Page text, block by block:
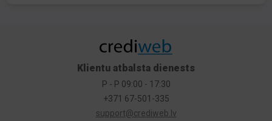
Klientu atbalsta dienests
P - P 09:00 - 17:30
+371 67-501-335
support@crediweb.lv